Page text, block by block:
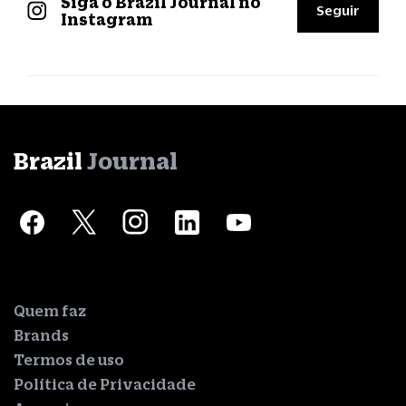
Instagram
Seguir
Brazil Journal
Quem faz
Brands
Termos de uso
Política de Privacidade